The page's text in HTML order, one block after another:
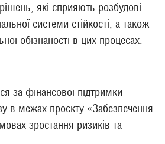
які сприяють розбудові
системи стійкості, а також
обізнаності в цих процесах.
за фінансової підтримки
в межах проєкту «Забезпечення
зростання ризиків та